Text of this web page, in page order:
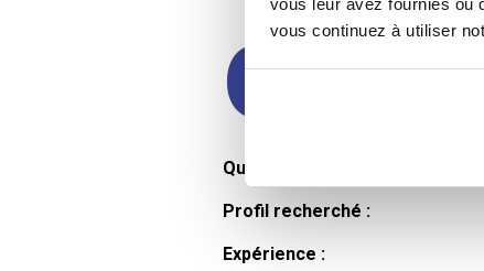
vous continuez à utiliser
Qualifications et diplômes :
Profil recherché :
Expérience :